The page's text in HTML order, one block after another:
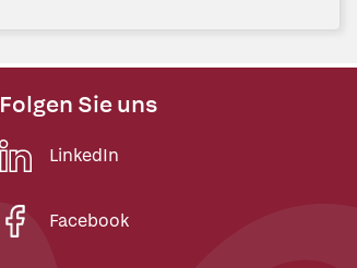
Folgen Sie uns
LinkedIn
Facebook